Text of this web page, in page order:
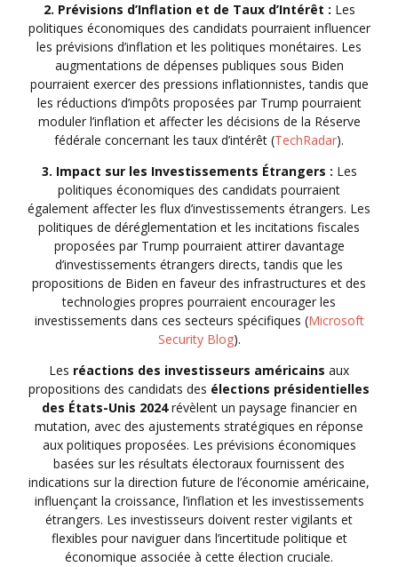
2. Prévisions d’Inflation et de Taux d’Intérêt : Les
politiques économiques des candidats pourraient influencer
les prévisions d’inflation et les politiques monétaires. Les
augmentations de dépenses publiques sous Biden
pourraient exercer des pressions inflationnistes, tandis que
les réductions d’impôts proposées par Trump pourraient
moduler l’inflation et affecter les décisions de la Réserve
fédérale concernant les taux d’intérêt (TechRadar).
3. Impact sur les Investissements Étrangers : Les
politiques économiques des candidats pourraient
également affecter les flux d’investissements étrangers. Les
politiques de déréglementation et les incitations fiscales
proposées par Trump pourraient attirer davantage
d’investissements étrangers directs, tandis que les
propositions de Biden en faveur des infrastructures et des
technologies propres pourraient encourager les
investissements dans ces secteurs spécifiques (Microsoft
Security Blog).
Les réactions des investisseurs américains aux
propositions des candidats des élections présidentielles
des États-Unis 2024révèlent un paysage financier en
mutation, avec des ajustements stratégiques en réponse
aux politiques proposées. Les prévisions économiques
basées sur les résultats électoraux fournissent des
indications sur la direction future de l’économie américaine,
influençant la croissance, l’inflation et les investissements
étrangers. Les investisseurs doivent rester vigilants et
flexibles pour naviguer dans l’incertitude politique et
économique associée à cette élection cruciale.